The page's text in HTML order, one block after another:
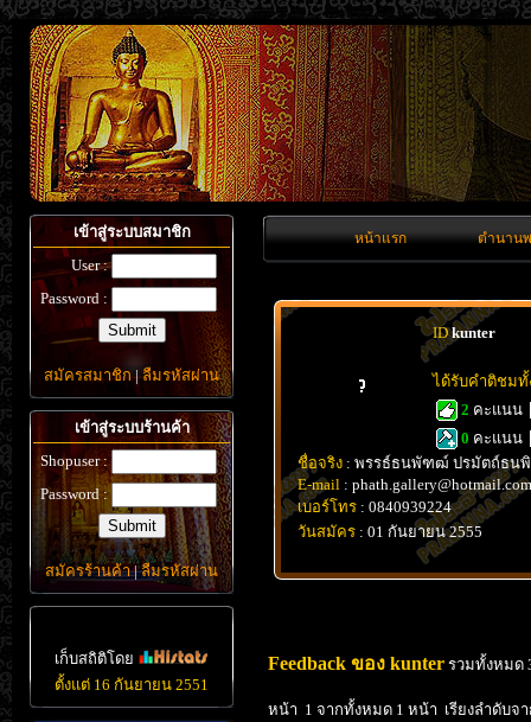
เข้าสู่ระบบสมาชิก
User :
Password :
สมัครสมาชิก|ลืมรหัสผ่าน
เข้าสู่ระบบร้านค้า
Shopuser :
Password :
สมัครร้านค้า|ลืมรหัสผ่าน
เก็บสถิติโดย
ตั้งแต่ 16 กันยายน 2551
หน้าแรก ตำนาน
ID kunter
ได้รับคำติชม
2 คะแนน
0 คะแนน
ชื่อจริง : พรรธ์ธนพัฑฒ์ ปรมัตถ์ธน
E-mail : phath.gallery@hotmail.com
เบอร์โทร : 0840939224
วันสมัคร : 01 กันยายน 2555
Feedback ของ kunter รวมทั้งหมด
หน้า 1 จากทั้งหมด 1 หน้า เรียงลำดับจา